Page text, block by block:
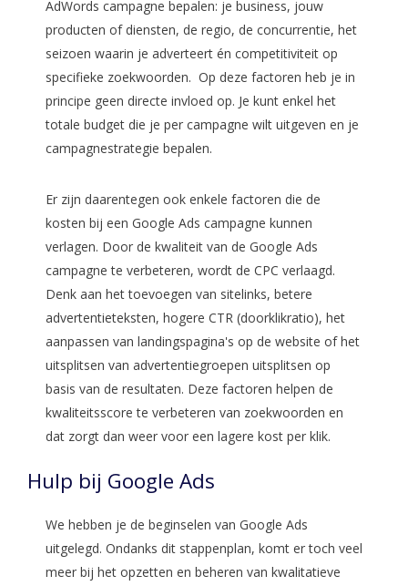
AdWords campagne bepalen: je business, jouw
producten of diensten, de regio, de concurrentie, het
seizoen waarin je adverteert én competitiviteit op
specifieke zoekwoorden. Op deze factoren heb je in
principe geen directe invloed op. Je kunt enkel het
totale budget die je per campagne wilt uitgeven en je
campagnestrategie bepalen.
Er zijn daarentegen ook enkele factoren die de
kosten bij een Google Ads campagne kunnen
verlagen. Door de kwaliteit van de Google Ads
campagne te verbeteren, wordt de CPC verlaagd.
Denk aan het toevoegen van sitelinks, betere
advertentieteksten, hogere CTR (doorklikratio), het
aanpassen van landingspagina's op de website of het
uitsplitsen van advertentiegroepen uitsplitsen op
basis van de resultaten. Deze factoren helpen de
kwaliteitsscore te verbeteren van zoekwoorden en
dat zorgt dan weer voor een lagere kost per klik.
Hulp bij Google Ads
We hebben je de beginselen van Google Ads
uitgelegd. Ondanks dit stappenplan, komt er toch veel
meer bij het opzetten en beheren van kwalitatieve